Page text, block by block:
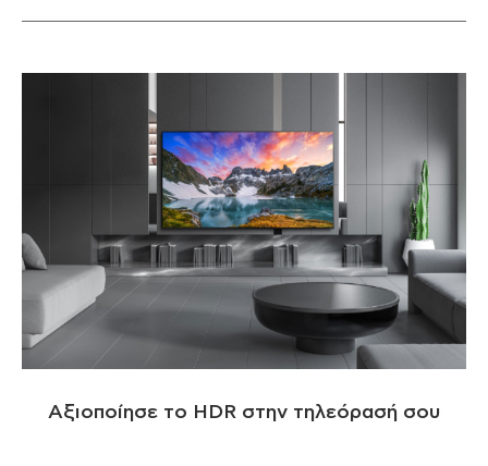
Αξιοποίησε το HDR στην τηλεόρασή σου